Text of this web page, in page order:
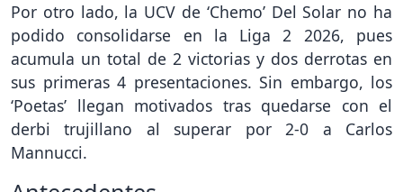
Por otro lado, la UCV de ‘Chemo’ Del Solar no ha
podido consolidarse en la Liga 2 2026, pues
acumula un total de 2 victorias y dos derrotas en
sus primeras 4 presentaciones. Sin embargo, los
‘Poetas’ llegan motivados tras quedarse con el
derbi trujillano al superar por 2-0 a Carlos
Mannucci.